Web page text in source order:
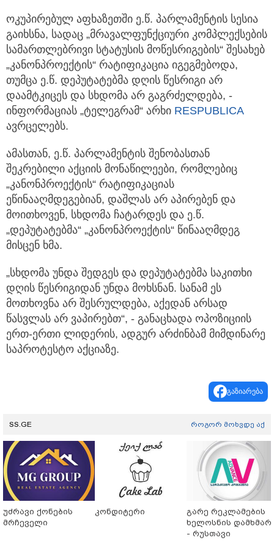
ოკუპირებულ აფხაზეთში ე.წ. პარლამენტის სესია
გაიხსნა, სადაც „მრავალფუნქციური კომპლექსების
სამართლებრივი სტატუსის მოწესრიგების“ შესახებ
„კანონპროექტის“ რატიფიკაცია იგეგმებოდა,
თუმცა ე.წ. დეპუტატებმა დღის წესრიგი არ
დაამტკიცეს და სხდომა არ გაგრძელდება, -
ინფორმაციას „ტელეგრამ“ არხი RESPUBLICA
ავრცელებს.
ამასთან, ე.წ. პარლამენტის შენობასთან
შეკრებილი აქციის მონაწილეები, რომლებიც
„კანონპროექტის“ რატიფიკაციას
ეწინააღმდეგებიან, დაშლას არ აპირებენ და
მოითხოვენ, სხდომა ჩატარდეს და ე.წ.
„დეპუტატებმა“ „კანონპროექტის“ წინააღმდეგ
მისცენ ხმა.
„სხდომა უნდა შედგეს და დეპუტატებმა საკითხი
დღის წესრიგიდან უნდა მოხსნან. სანამ ეს
მოთხოვნა არ შესრულდება, აქედან არსად
წასვლას არ ვაპირებთ“, - განაცხადა ოპოზიციის
ერთ-ერთი ლიდერის, ადგურ არძინბამ მიმდინარე
საპროტესტო აქციაზე.
გაზიარება
SS.GE როგორ მოხვდე აქ
უძრავი ქონების
მრჩეველი
კონდიტერი
გარე რეკლამების
ხელოსნის
- რუსთავი